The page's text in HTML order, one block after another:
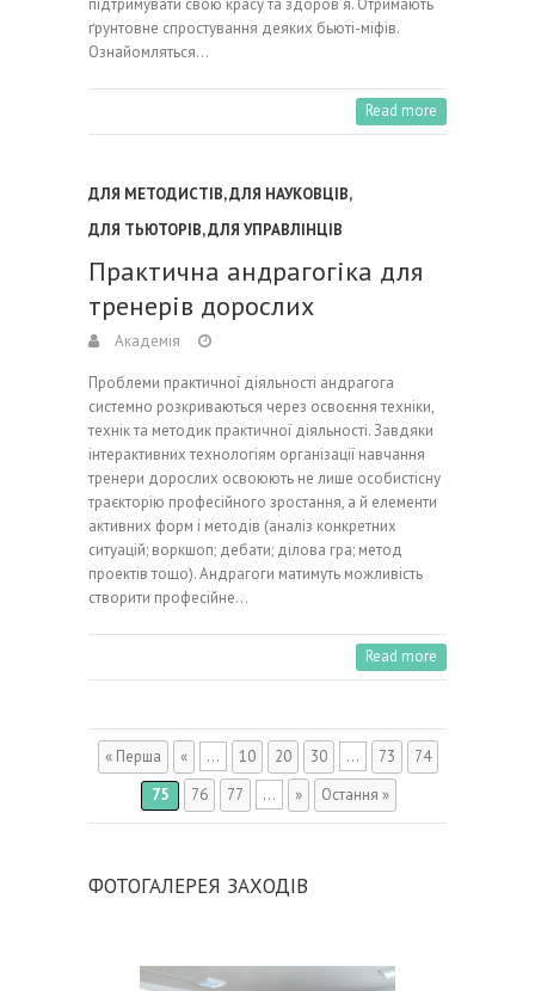
підтримувати свою красу та здоров’я. Отримають
ґрунтовне спростування деяких бьюті-міфів.
Ознайомляться…
Read more
ДЛЯ МЕТОДИСТІВ,ДЛЯ НАУКОВЦІВ,
ДЛЯ ТЬЮТОРІВ,ДЛЯ УПРАВЛІНЦІВ
Практична андрагогіка для
тренерів дорослих
Академія
Проблеми практичної діяльності андрагога
системно розкриваються через освоєння техніки,
технік та методик практичної діяльності. Завдяки
інтерактивних технологіям організації навчання
тренери дорослих освоюють не лише особистісну
траєкторію професійного зростання, а й елементи
активних форм і методів (аналіз конкретних
ситуацій; воркшоп; дебати; ділова гра; метод
проектів тощо). Андрагоги матимуть можливість
створити професійне…
Read more
« Перша « ... 10 20 30 ... 73
74
75
76 77 ... » Остання »
ФОТОГАЛЕРЕЯ ЗАХОДІВ